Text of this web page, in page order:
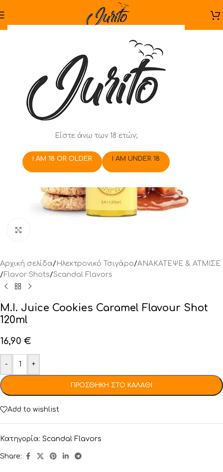
Είστε άνω των 18 ετών;
I AM 18 OR OLDER I AM UNDER 18
Αρχική σελίδα/ Ηλεκτρονικό Τσιγάρο/ΑΝΑΚΑΤΕΨΕ & ΑΤΜΙΣΕ
/Flavor Shots/Scandal Flavors
M.I. Juice Cookies Caramel Flavour Shot
120ml
16,90 €
- +
ΠΡΟΣΘΉΚΗ ΣΤΟ ΚΑΛΆΘΙ
Add to wishlist
Κατηγορία: Scandal Flavors
Share: